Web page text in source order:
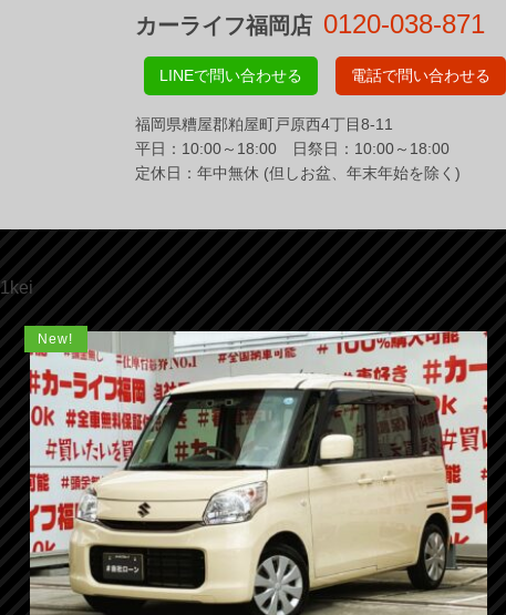
カーライフ福岡店 0120-038-871
LINEで問い合わせる 電話で問い合わせる
福岡県糟屋郡粕屋町戸原西4丁目8-11
平日：10:00～18:00 日祭日：10:00～18:00
定休日：年中無休 (但しお盆、年末年始を除く)
1kei
New!